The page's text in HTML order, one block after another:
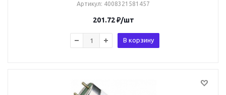
Артикул: 4008321581457
201.72₽/шт
В корзину